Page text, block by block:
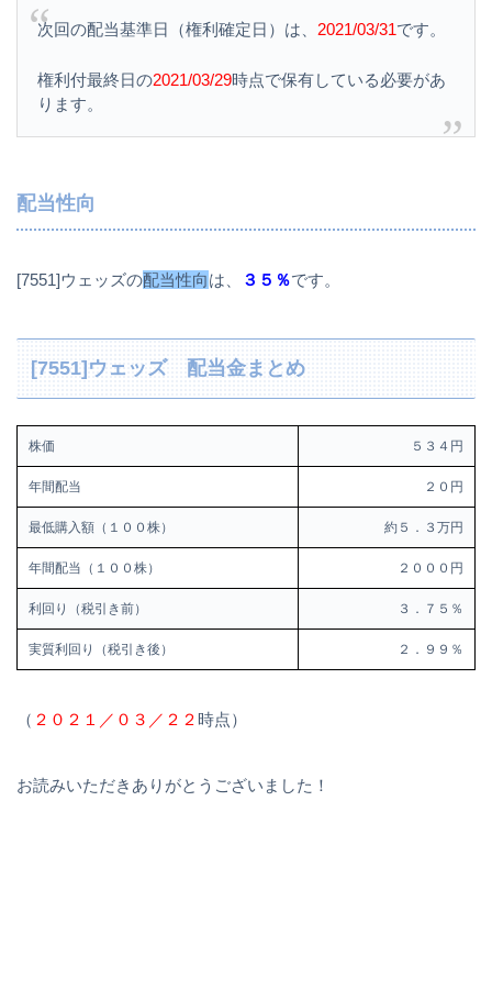
次回の配当基準日（権利確定日）は、 2021/03/31です。
権利付最終日の2021/03/29時点で保有している必要があ
ります。
配当性向
[7551]ウェッズの配当性向は、 ３５％です。
[7551]ウェッズ 配当金まとめ
株価 ５３４円
年間配当 ２０円
最低購入額（１００株） 約５．３万円
年間配当（１００株） ２０００円
利回り（税引き前） ３．７５％
実質利回り（税引き後） ２．９９％
（ ２０２１／０３／２２時点）
お読みいただきありがとうございました！